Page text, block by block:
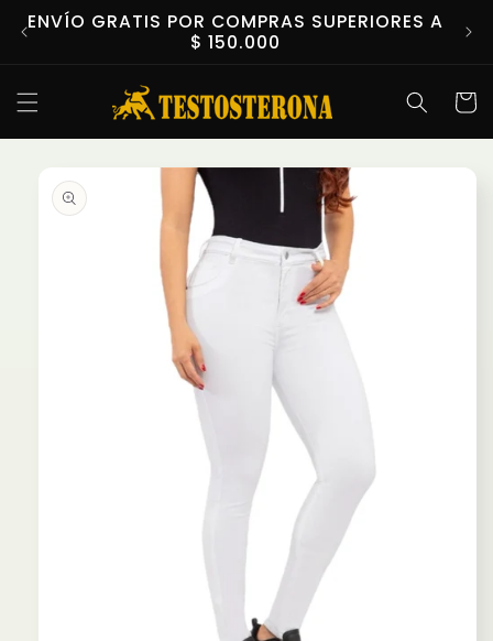
directamente
al contenido
ENVÍO GRATIS POR COMPRAS SUPERIORES A
$ 150.000
Carrito
Ir
información
del producto